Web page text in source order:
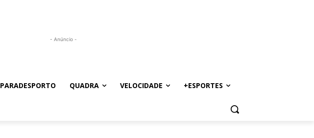
- Anúncio -
PARADESPORTO QUADRA VELOCIDADE +ESPORTES